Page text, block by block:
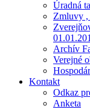
Úradná
Zmluvy ,
Archív
Verejné
Kontakt
Odkaz
Anketa